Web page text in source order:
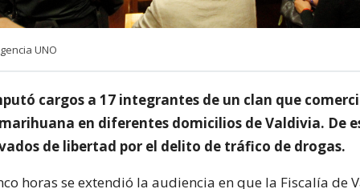
UNO
cargos a 17 integrantes de un clan que
en diferentes domicilios de Valdivia. De
de libertad por el delito de tráfico de drogas.
horas se extendió la audiencia en que la Fiscalía de